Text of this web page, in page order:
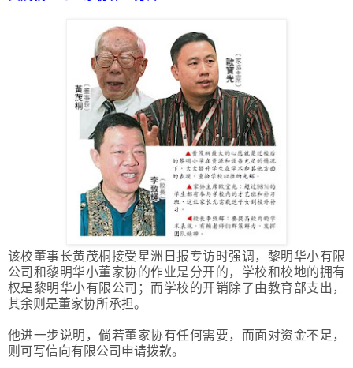
该校董事长黄茂桐接受星洲日报专访时强调，黎明华小有限
公司和黎明华小董家协的作业是分开的，学校和校地的拥有
权是黎明华小有限公司；而学校的开销除了由教育部支出，
其余则是董家协所承担。
他进一步说明，倘若董家协有任何需要，而面对资金不足，
则可写信向有限公司申请拨款。